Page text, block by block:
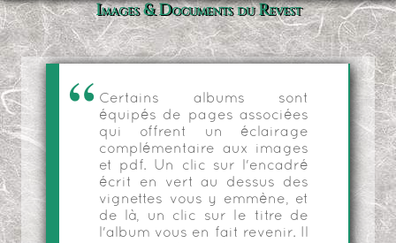
Images & Documents du Revest
Certains albums sont
équipés de pages associées
qui offrent un éclairage
complémentaire aux images
et pdf. Un clic sur l'encadré
écrit en vert au dessus des
vignettes vous y emmène, et
de là, un clic sur le titre de
l'album vous en fait revenir. Il